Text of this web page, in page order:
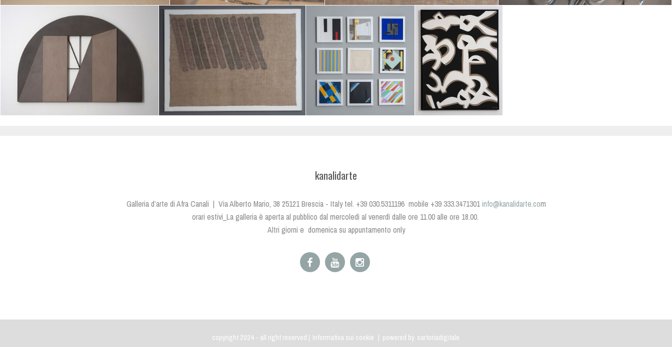
kanalidarte
Galleria d’arte di Afra Canali | Via Alberto Mario, 38 25121 Brescia - Italy tel. +39 030.5311196 mobile +39 333.3471301info@kanalidarte.com
orari estivi_La galleria è aperta al pubblico dal mercoledì al venerdì dalle ore 11.00 alle ore 18.00.
Altri giorni e domenica su appuntamento only
copyright 2024 - all right reserved | Informativa sui cookie | powered by sartoriadigitale